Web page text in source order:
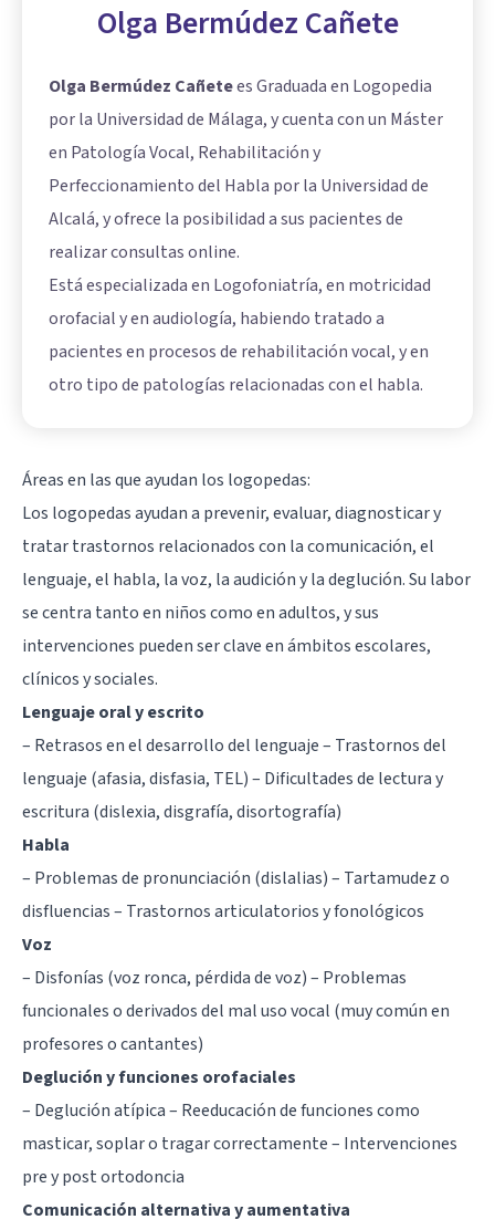
Olga Bermúdez Cañete
Olga Bermúdez Cañetees Graduada en Logopedia
por la Universidad de Málaga, y cuenta con un Máster
en Patología Vocal, Rehabilitación y
Perfeccionamiento del Habla por la Universidad de
Alcalá, y ofrece la posibilidad a sus pacientes de
realizar consultas online.
Está especializada en Logofoniatría, en motricidad
orofacial y en audiología, habiendo tratado a
pacientes en procesos de rehabilitación vocal, y en
otro tipo de patologías relacionadas con el habla.
Áreas en las que ayudan los logopedas:
Los logopedas ayudan a prevenir, evaluar, diagnosticar y
tratar trastornos relacionados con la comunicación, el
lenguaje, el habla, la voz, la audición y la deglución. Su labor
se centra tanto en niños como en adultos, y sus
intervenciones pueden ser clave en ámbitos escolares,
clínicos y sociales.
Lenguaje oral y escrito
– Retrasos en el desarrollo del lenguaje – Trastornos del
lenguaje (afasia, disfasia, TEL) – Dificultades de lectura y
escritura (dislexia, disgrafía, disortografía)
Habla
– Problemas de pronunciación (dislalias) – Tartamudez o
disfluencias – Trastornos articulatorios y fonológicos
Voz
– Disfonías (voz ronca, pérdida de voz) – Problemas
funcionales o derivados del mal uso vocal (muy común en
profesores o cantantes)
Deglución y funciones orofaciales
– Deglución atípica – Reeducación de funciones como
masticar, soplar o tragar correctamente – Intervenciones
pre y post ortodoncia
Comunicación alternativa y aumentativa